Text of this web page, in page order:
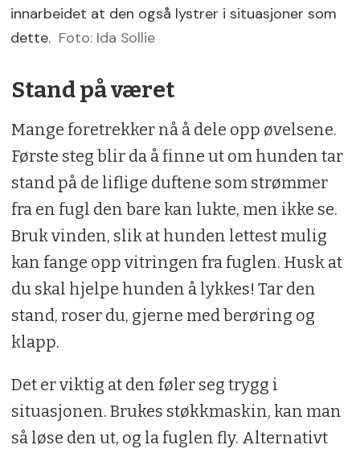
innarbeidet at den også lystrer i situasjoner som
dette. Foto: Ida Sollie
Stand på været
Mange foretrekker nå å dele opp øvelsene.
Første steg blir da å finne ut om hunden tar
stand på de liflige duftene som strømmer
fra en fugl den bare kan lukte, men ikke se.
Bruk vinden, slik at hunden lettest mulig
kan fange opp vitringen fra fuglen. Husk at
du skal hjelpe hunden å lykkes! Tar den
stand, roser du, gjerne med berøring og
klapp.
Det er viktig at den føler seg trygg i
situasjonen. Brukes støkkmaskin, kan man
så løse den ut, og la fuglen fly. Alternativt